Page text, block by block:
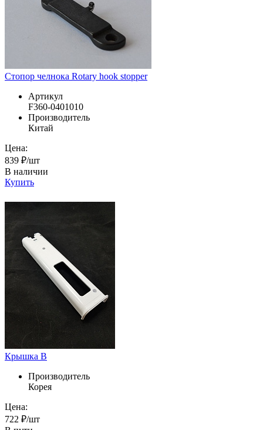
Стопор чeлнока Rotary hook stopper
Артикул
F360-0401010
Производитель
Китай
Цена:
839 ₽/шт
В наличии
Купить
Крышка В
Производитель
Корея
Цена:
722 ₽/шт